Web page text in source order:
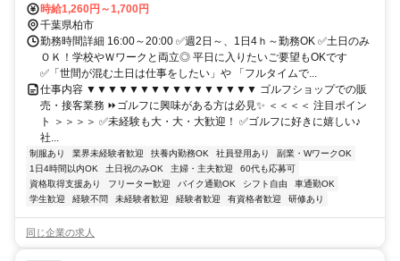
時給1,260円～1,700円
千葉県柏市
勤務時間詳細 16:00～20:00 ✅週2日～、1日4ｈ～勤務OK ✅土日のみ
ＯＫ！学校やＷワークと両立◎ 平日に入りたいご要望もOKです
✅「世間が混む土日は仕事をしたい」や 「フルタイムで...
仕事内容 ▼▼▼▼▼▼▼▼▼▼▼▼▼▼▼▼ ゴルフショップでの販
売・接客業務 ⏩ゴルフに興味がある方は必見✨ ＜＜＜＜ 注目ポイン
ト ＞＞＞＞ ✅未経験も大・大・大歓迎！ ✅ゴルフに好きに嬉しい♪
社...
制服あり 業界未経験者歓迎 扶養内勤務OK 社員登用あり
副業・WワークOK
1日4時間以内OK
土日祝のみOK 主婦・主夫歓迎
60代も応募可
資格取得支援あり
フリーター歓迎 バイク通勤OK シフト自由
車通勤OK
学生歓迎
経験不問 未経験者歓迎 経験者歓迎 有資格者歓迎 研修あり
同じ企業の求人